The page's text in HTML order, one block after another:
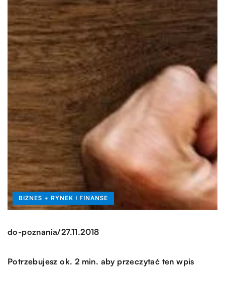
BIZNES + RYNEK I FINANSE
do-poznania/27.11.2018
Potrzebujesz ok. 2 min. aby przeczytać ten wpis